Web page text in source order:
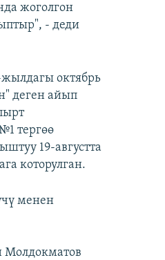
жоголгон
- деди
октябрь
деген айып
тергөө
19-августта
которулган.
менен
Молдокматов